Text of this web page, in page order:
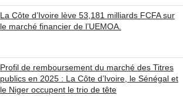
La Côte d’Ivoire lève 53,181 milliards FCFA sur
le marché financier de l’UEMOA.
Profil de remboursement du marché des Titres
publics en 2025 : La Côte d’Ivoire, le Sénégal et
le Niger occupent le trio de tête